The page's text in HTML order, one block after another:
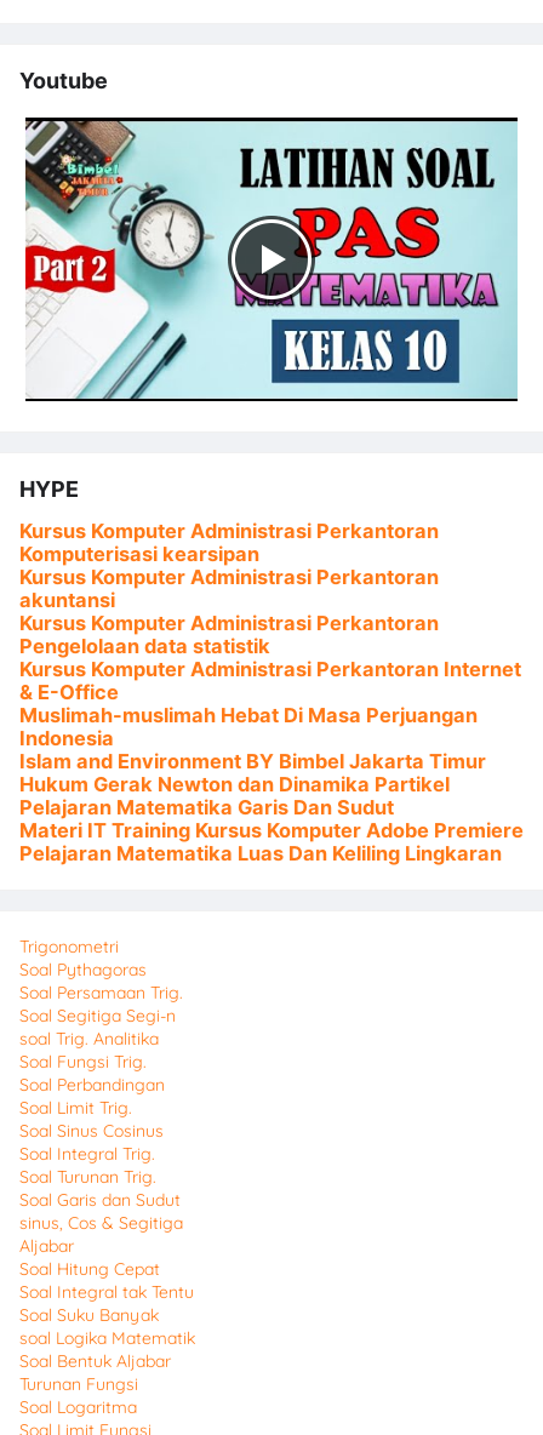
Youtube
HYPE
Kursus Komputer Administrasi Perkantoran
Komputerisasi kearsipan
Kursus Komputer Administrasi Perkantoran
akuntansi
Kursus Komputer Administrasi Perkantoran
Pengelolaan data statistik
Kursus Komputer Administrasi Perkantoran Internet
& E-Office
Muslimah-muslimah Hebat Di Masa Perjuangan
Indonesia
Islam and Environment BY Bimbel Jakarta Timur
Hukum Gerak Newton dan Dinamika Partikel
Pelajaran Matematika Garis Dan Sudut
Materi IT Training Kursus Komputer Adobe Premiere
Pelajaran Matematika Luas Dan Keliling Lingkaran
Trigonometri
Soal Pythagoras
Soal Persamaan Trig.
Soal Segitiga Segi-n
soal Trig. Analitika
Soal Fungsi Trig.
Soal Perbandingan
Soal Limit Trig.
Soal Sinus Cosinus
Soal Integral Trig.
Soal Turunan Trig.
Soal Garis dan Sudut
sinus, Cos & Segitiga
Aljabar
Soal Hitung Cepat
Soal Integral tak Tentu
Soal Suku Banyak
soal Logika Matematik
Soal Bentuk Aljabar
Turunan Fungsi
Soal Logaritma